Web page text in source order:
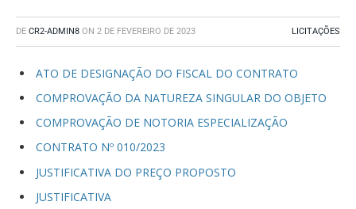
DE CR2-ADMIN8 ON 2 DE FEVEREIRO DE 2023 LICITAÇÕES
ATO DE DESIGNAÇÃO DO FISCAL DO CONTRATO
COMPROVAÇÃO DA NATUREZA SINGULAR DO OBJETO
COMPROVAÇÃO DE NOTORIA ESPECIALIZAÇÃO
CONTRATO Nº 010/2023
JUSTIFICATIVA DO PREÇO PROPOSTO
JUSTIFICATIVA